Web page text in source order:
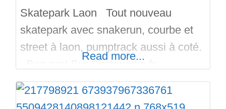
Skatepark Laon Tout nouveau
skatepark avec snakerun, courbe et
street à laon, pumptrack aussi à coté.
Regardez les photos et vidéos,
Read more...